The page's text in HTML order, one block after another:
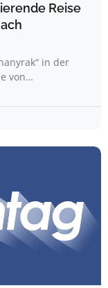
Reise
in der
von…